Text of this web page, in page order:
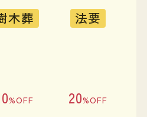
木葬
%OFF
法要
20%OFF